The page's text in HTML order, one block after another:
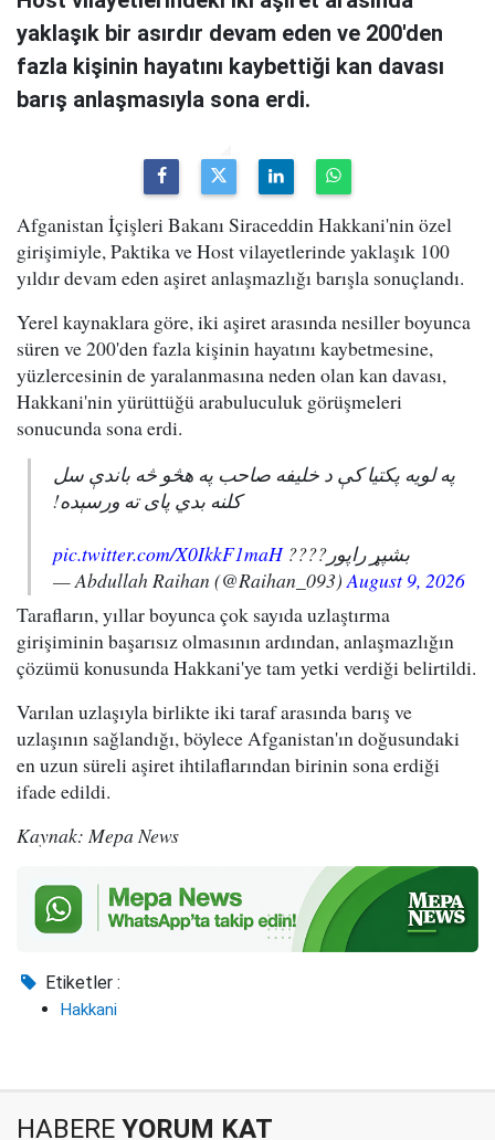
yaklaşık bir asırdır devam eden ve 200'den
fazla kişinin hayatını kaybettiği kan davası
barış anlaşmasıyla sona erdi.
Afganistan İçişleri Bakanı Siraceddin Hakkani'nin özel
girişimiyle, Paktika ve Host vilayetlerinde yaklaşık 100
yıldır devam eden aşiret anlaşmazlığı barışla sonuçlandı.
Yerel kaynaklara göre, iki aşiret arasında nesiller boyunca
süren ve 200'den fazla kişinin hayatını kaybetmesine,
yüzlercesinin de yaralanmasına neden olan kan davası,
Hakkani'nin yürüttüğü arabuluculuk görüşmeleri
sonucunda sona erdi.
په لویه پکتیا کې د خلیفه صاحب په هڅو څه باندې سل
کلنه بدي پای ته ورسېده!
بشپړ راپور????pic.twitter.com/X0IkkF1maH
— Abdullah Raihan (@Raihan_093)August 9, 2026
Tarafların, yıllar boyunca çok sayıda uzlaştırma
girişiminin başarısız olmasının ardından, anlaşmazlığın
çözümü konusunda Hakkani'ye tam yetki verdiği belirtildi.
Varılan uzlaşıyla birlikte iki taraf arasında barış ve
uzlaşının sağlandığı, böylece Afganistan'ın doğusundaki
en uzun süreli aşiret ihtilaflarından birinin sona erdiği
ifade edildi.
Kaynak: Mepa News
Etiketler :
Hakkani
HABERE YORUM KAT